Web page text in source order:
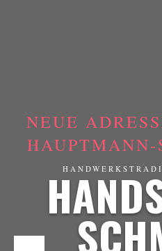
NEUE
HAUPTMANN-